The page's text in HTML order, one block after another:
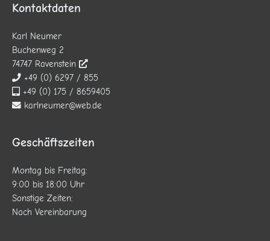
Kontaktdaten
Karl Neumer
Buchenweg 2
74747 Ravenstein
+49 (0) 6297 / 855
+49 (0) 175 / 8659405
karlneumer@web.de
Geschäftszeiten
Montag bis Freitag:
9:00 bis 18:00 Uhr
Sonstige Zeiten:
Nach Vereinbarung